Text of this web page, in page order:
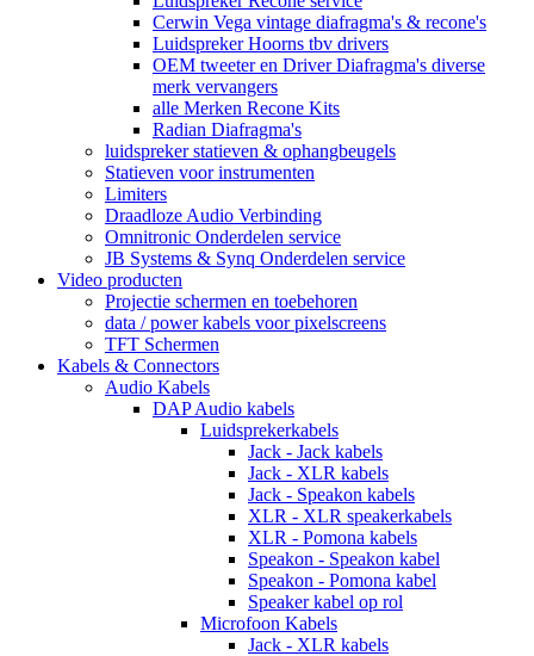
Cerwin Vega vintage diafragma's & recone's
Luidspreker Hoorns tbv drivers
OEM tweeter en Driver Diafragma's diverse
merk vervangers
alle Merken Recone Kits
Radian Diafragma's
luidspreker statieven & ophangbeugels
Statieven voor instrumenten
Limiters
Draadloze Audio Verbinding
Omnitronic Onderdelen service
JB Systems & Synq Onderdelen service
Video producten
Projectie schermen en toebehoren
data / power kabels voor pixelscreens
TFT Schermen
Kabels & Connectors
Audio Kabels
DAP Audio kabels
Luidsprekerkabels
Jack - Jack kabels
Jack - XLR kabels
Jack - Speakon kabels
XLR - XLR speakerkabels
XLR - Pomona kabels
Speakon - Speakon kabel
Speakon - Pomona kabel
Speaker kabel op rol
Microfoon Kabels
Jack - XLR kabels